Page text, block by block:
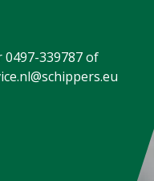
0497-339787of